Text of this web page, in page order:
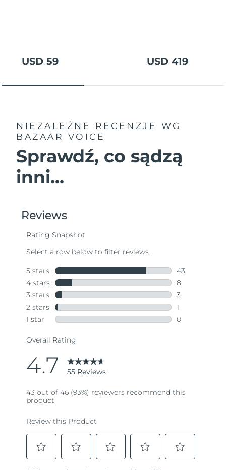
USD 59 USD 419
NIEZALEŻNE RECENZJE
WG
BAZAAR VOICE
Sprawdź, co sądzą
inni...